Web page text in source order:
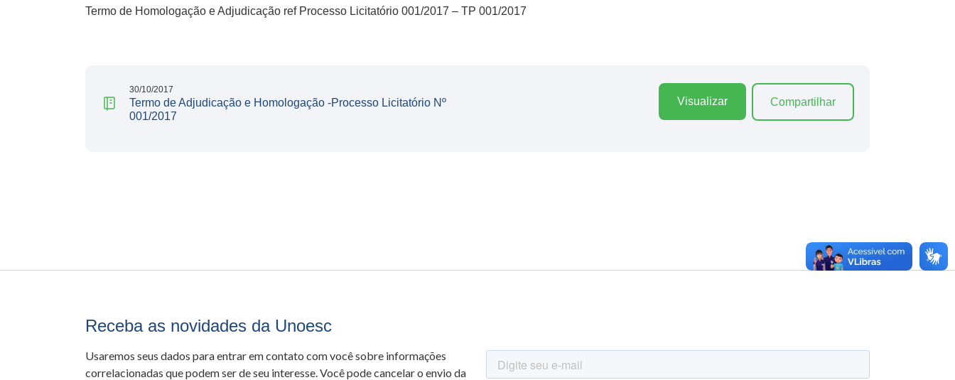
Termo de Homologação e Adjudicação ref Processo Licitatório 001/2017 – TP 001/2017
30/10/2017
Termo de Adjudicação e Homologação -Processo Licitatório Nº
001/2017
Visualizar Compartilhar
Receba as novidades da Unoesc
Usaremos seus dados para entrar em contato com você sobre informações
correlacionadas que podem ser de seu interesse. Você pode cancelar o envio da